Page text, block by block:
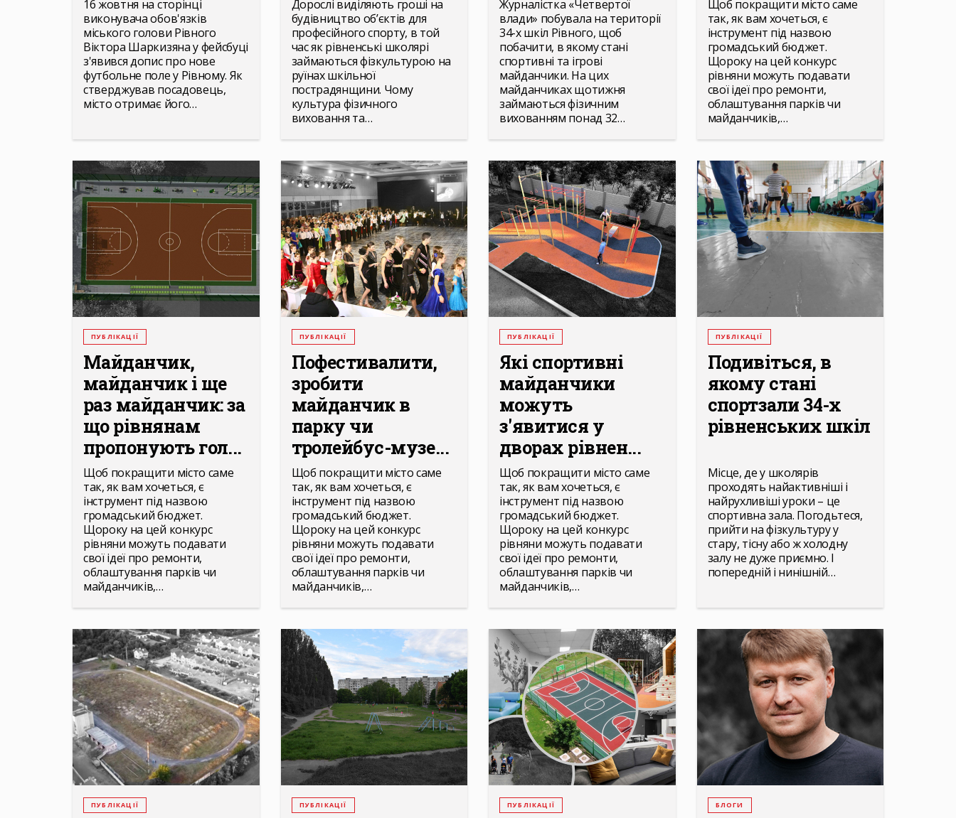
16 жовтня на сторінці
виконувача обов'язків
міського голови Рівного
Віктора Шаркизяна у фейсбуці
з'явився допис про нове
футбольне поле у Рівному. Як
стверджував посадовець,
місто отримає його…
Дорослі виділяють гроші на
будівництво об’єктів для
професійного спорту, в той
час як рівненські школярі
займаються фізкультурою на
руїнах шкільної
пострадянщини. Чому
культура фізичного
виховання та…
Журналістка «Четвертої
влади» побувала на території
34-х шкіл Рівного, щоб
побачити, в якому стані
спортивні та ігрові
майданчики. На цих
майданчиках щотижня
займаються фізичним
вихованням понад 32…
Щоб покращити місто саме
так, як вам хочеться, є
інструмент під назвою
громадський бюджет.
Щороку на цей конкурс
рівняни можуть подавати
свої ідеї про ремонти,
облаштування парків чи
майданчиків,…
ПУБЛІКАЦІЇ
Майданчик,
майданчик і ще
раз майданчик: за
що рівнянам
пропонують гол...
Щоб покращити місто саме
так, як вам хочеться, є
інструмент під назвою
громадський бюджет.
Щороку на цей конкурс
рівняни можуть подавати
свої ідеї про ремонти,
облаштування парків чи
майданчиків,…
ПУБЛІКАЦІЇ
Пофестивалити,
зробити
майданчик в
парку чи
тролейбус-музе...
Щоб покращити місто саме
так, як вам хочеться, є
інструмент під назвою
громадський бюджет.
Щороку на цей конкурс
рівняни можуть подавати
свої ідеї про ремонти,
облаштування парків чи
майданчиків,…
ПУБЛІКАЦІЇ
Які спортивні
майданчики
можуть
з'явитися у
дворах рівнен...
Щоб покращити місто саме
так, як вам хочеться, є
інструмент під назвою
громадський бюджет.
Щороку на цей конкурс
рівняни можуть подавати
свої ідеї про ремонти,
облаштування парків чи
майданчиків,…
ПУБЛІКАЦІЇ
Подивіться, в
якому стані
спортзали 34-х
рівненських шкіл
Місце, де у школярів
проходять найактивніші і
найрухливіші уроки – це
спортивна зала. Погодьтеся,
прийти на фізкультуру у
стару, тісну або ж холодну
залу не дуже приємно. І
попередній і нинішній…
ПУБЛІКАЦІЇ ПУБЛІКАЦІЇ ПУБЛІКАЦІЇ БЛОГИ